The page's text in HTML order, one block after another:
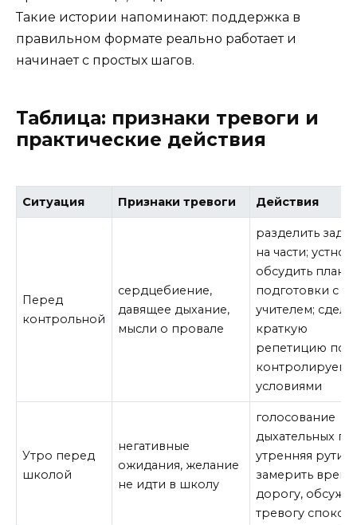
Такие истории напоминают: поддержка в
правильном формате реально работает и
начинает с простых шагов.
Таблица: признаки тревоги и
практические действия
Ситуация Признаки тревоги Действия
Перед
контрольной
сердцебиение,
давящее дыхание,
мысли о провале
разделить
на части; устно
обсудить план
подготовки с
учителем;
краткую
репетицию под
условиями
Утро перед
школой
негативные
ожидания, желание
не идти в школу
голосование
дыхательных
утренняя
замерить время
дорогу,
тревогу